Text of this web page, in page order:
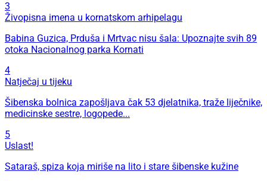
3
Živopisna imena u kornatskom arhipelagu
Babina Guzica, Prduša i Mrtvac nisu šala: Upoznajte svih 89
otoka Nacionalnog parka Kornati
4
Natječaj u tijeku
Šibenska bolnica zapošljava čak 53 djelatnika, traže liječnike,
medicinske sestre, logopede...
5
Uslast!
Sataraš, spiza koja miriše na lito i stare šibenske kužine